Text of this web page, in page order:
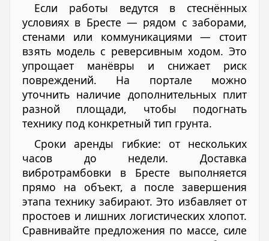
Если работы ведутся в стеснённых
условиях в Бресте — рядом с заборами,
стенами или коммуникациями — стоит
взять модель с реверсивным ходом. Это
упрощает манёвры и снижает риск
повреждений. На портале можно
уточнить наличие дополнительных плит
разной площади, чтобы подогнать
технику под конкретный тип грунта.
Сроки аренды гибкие: от нескольких
часов до недели. Доставка
вибротрамбовки в Бресте выполняется
прямо на объект, а после завершения
этапа технику забирают. Это избавляет от
простоев и лишних логистических хлопот.
Сравнивайте предложения по массе, силе